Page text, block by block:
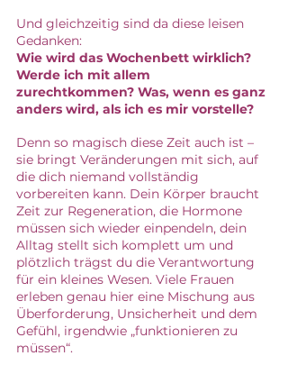
Und gleichzeitig sind da diese leisen
Gedanken:
Wie wird das Wochenbett wirklich?
Werde ich mit allem
zurechtkommen? Was, wenn es ganz
anders wird, als ich es mir vorstelle?
Denn so magisch diese Zeit auch ist –
sie bringt Veränderungen mit sich, auf
die dich niemand vollständig
vorbereiten kann. Dein Körper braucht
Zeit zur Regeneration, die Hormone
müssen sich wieder einpendeln, dein
Alltag stellt sich komplett um und
plötzlich trägst du die Verantwortung
für ein kleines Wesen. Viele Frauen
erleben genau hier eine Mischung aus
Überforderung, Unsicherheit und dem
Gefühl, irgendwie „funktionieren zu
müssen“.